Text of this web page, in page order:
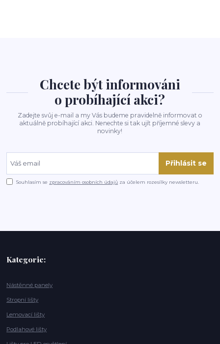
Chcete být informováni
o probíhající akci?
Zadejte svůj e-mail a my Vás budeme pravidelně informovat o
aktuálně probíhající akci. Nenechte si tak ujít příjemné slevy a
novinky!
Přihlásit se
Souhlasím se zpracováním osobních údajů za účelem rozesílky newsletteru.
Kategorie:
Nástěnné panely
Stropní lišty
Lemovací lišty
Podlahové lišty